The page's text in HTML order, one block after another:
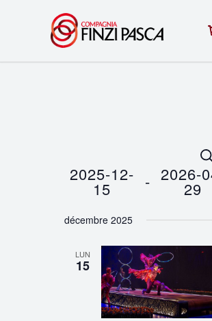
et
2025-12-
15 - 2026-
29
une
décembre 2025
LUN
15